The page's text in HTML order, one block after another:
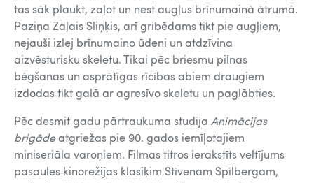
tas sāk plaukt, zaļot un nest augļus brīnumainā ātrumā.
Paziņa Zaļais Sliņķis, arī gribēdams tikt pie augļiem,
nejauši izlej brīnumaino ūdeni un atdzīvina
aizvēsturisku skeletu. Tikai pēc briesmu pilnas
bēgšanas un asprātīgas rīcības abiem draugiem
izdodas tikt galā ar agresīvo skeletu un paglābties.
Pēc desmit gadu pārtraukuma studija Animācijas
brigādeatgriežas pie 90. gados iemīļotajiem
miniseriāla varoņiem. Filmas titros ierakstīts veltījums
pasaules kinorežijas klasiķim Stīvenam Spīlbergam,